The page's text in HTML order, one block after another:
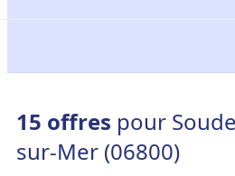
15 offres pour
sur-Mer (06800)